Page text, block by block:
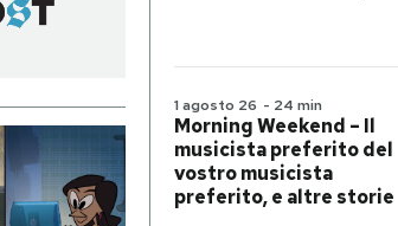
1 agosto 26 - 24 min
Morning Weekend – Il
musicista preferito del
vostro musicista
preferito, e altre storie